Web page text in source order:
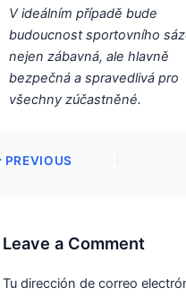
V ideálním případě bude
budoucnost sportovního
nejen zábavná, ale hlavně
bezpečná a spravedlivá pro
všechny zúčastněné.
PREVIOUS
Leave a Comment
Tu dirección de correo